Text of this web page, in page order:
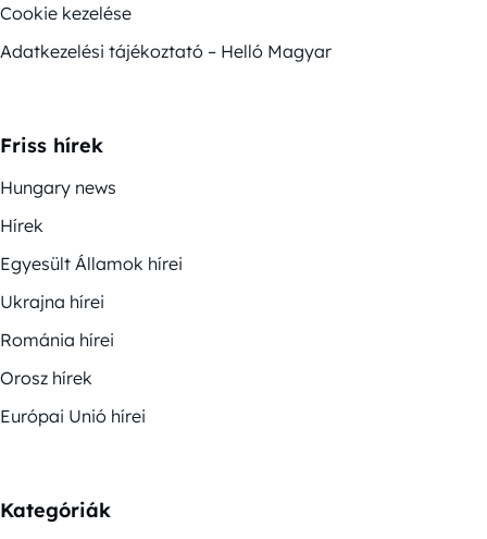
Cookie kezelése
Adatkezelési tájékoztató – Helló Magyar
Friss hírek
Hungary news
Hírek
Egyesült Államok hírei
Ukrajna hírei
Románia hírei
Orosz hírek
Európai Unió hírei
Kategóriák